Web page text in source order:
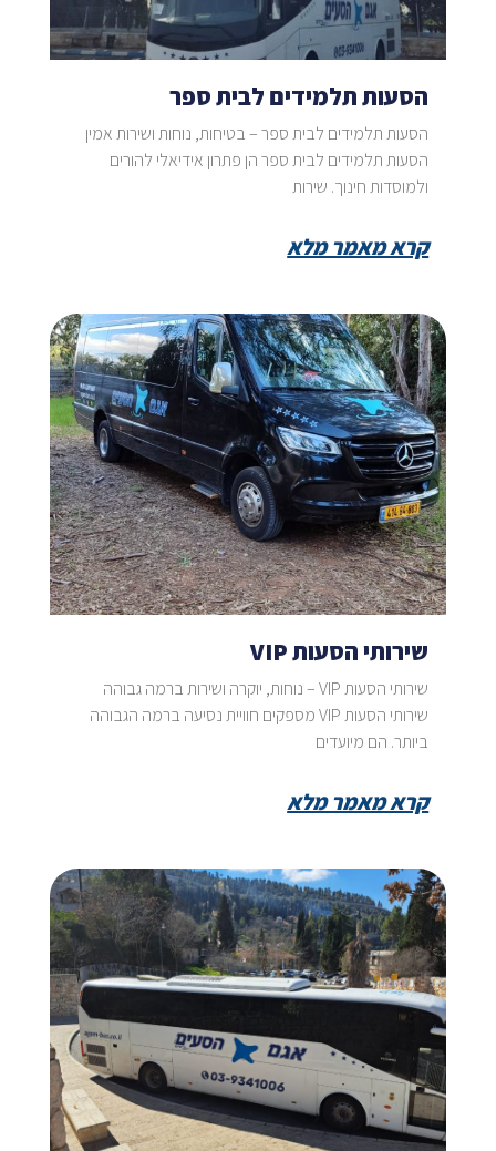
הסעות תלמידים לבית ספר
הסעות תלמידים לבית ספר – בטיחות, נוחות ושירות אמין
הסעות תלמידים לבית ספר הן פתרון אידיאלי להורים
ולמוסדות חינוך. שירות
קרא מאמר מלא
שירותי הסעות VIP
שירותי הסעות VIP – נוחות, יוקרה ושירות ברמה גבוהה
שירותי הסעות VIP מספקים חוויית נסיעה ברמה הגבוהה
ביותר. הם מיועדים
קרא מאמר מלא